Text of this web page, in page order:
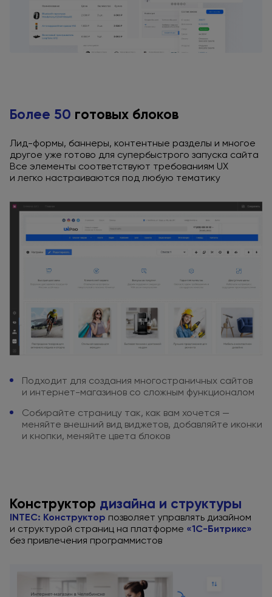
Более 50 готовых блоков
Лид-формы, баннеры, контентные разделы и многое
другое уже готово для супербыстрого запуска сайта
Все элементы соответствуют требованиям UX
и легко настраиваются под любую тематику
Подходит для создания многостраничных сайтов
и интернет-магазинов со сложным функционалом
Собирайте страницу так, как вам хочется —
меняйте внешний вид виджетов, добавляйте иконки
и кнопки, меняйте цвета блоков
Конструктор дизайна и структуры
INTEC: Конструктор позволяет управлять дизайном
и структурой страниц на платформе «1С-Битрикс»
без привлечения программистов